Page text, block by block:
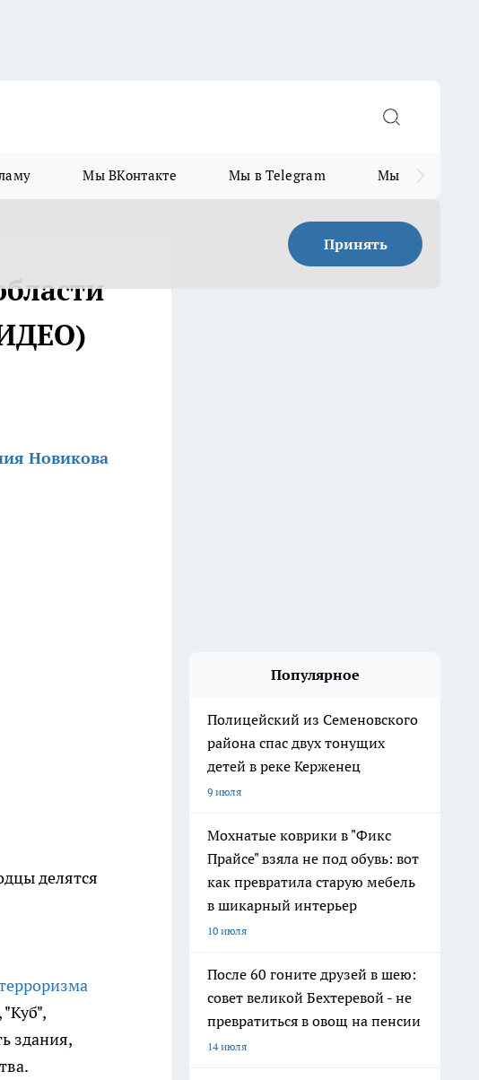
Мы ВКонтакте Мы в Telegram Мы в MAX
Принять
Новикова
делятся
здания,
Популярное
Полицейский из Семеновского
района спас двух тонущих
детей в реке Керженец
9 июля
Мохнатые коврики в "Фикс
Прайсе" взяла не под обувь: вот
как превратила старую мебель
в шикарный интерьер
10 июля
После 60 гоните друзей в шею:
совет великой Бехтеревой - не
превратиться в овощ на пенсии
14 июля